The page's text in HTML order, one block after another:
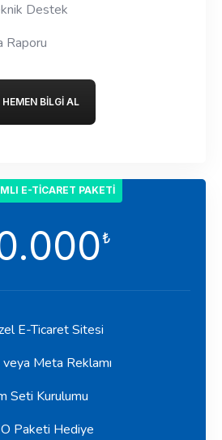
Destek
Raporu
HEMEN BILGI AL
E-TICARET PAKETI
₺
E-Ticaret Sitesi
Meta Reklamı
Seti Kurulumu
Paketi Hediye